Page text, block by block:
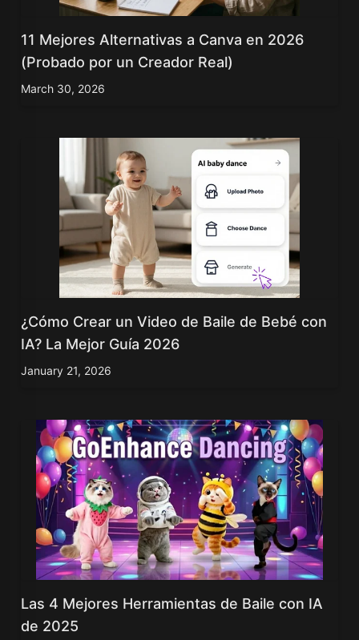
11 Mejores Alternativas a Canva en 2026
(Probado por un Creador Real)
March 30, 2026
¿Cómo Crear un Video de Baile de Bebé con
IA? La Mejor Guía 2026
January 21, 2026
Las 4 Mejores Herramientas de Baile con IA
de 2025